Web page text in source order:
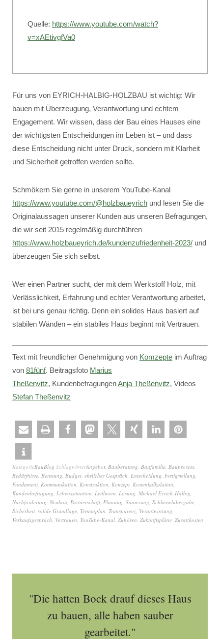
Quelle: https://www.youtube.com/watch?
v=xAEtivgfVa0
Für uns von EYRICH-HALBIG-HOLZBAU ist wichtig: Wir
bauen mit Überzeugung, Verantwortung und echtem
Engagement. Wir wissen, dass der Bau eines Hauses eine
der wichtigsten Entscheidungen im Leben ist – und dass
diese Entscheidung nicht unter Druck, sondern mit Klarheit
und Sicherheit getroffen werden sollte.
Schmökern Sie gerne in unserem YouTube-Kanal
https://www.youtube.com/@holzbaueyrich und lesen Sie die
Originalaussagen unserer Kunden aus unseren Befragungen,
die wir seit 2015 regelmäßig durchführen
https://www.holzbaueyrich.de/kundenzufriedenheit-2023/ und
überzeugen Sie sich selbst.
Wer einen Partner sucht, der mit dem Werkstoff Holz, mit
Verlässlichkeit, Erfahrung und echter Verantwortung arbeitet,
ist bei uns genau richtig. Denn ein solides Haus basiert auf
stabilen Wänden – ein stabiles Haus beginnt mit Vertrauen.
Text mit freundlicher Genehmigung von Komzepte im Auftrag
von 81fünf. Beitragsfoto Marius
Theßenvitz, KundenbefragungenAnja Theßenvitz, Videos
Stefan Theßenvitz
KategorieBauBlog SchlagwörterAngebot, Bauberatung, Baufamilie, Bauprozess,
Bedürfnisse, Beratung, Budget, ehrliches Gespräch, Entscheidung, Fertigstellung,
Fundament, Kommunikation, Konstruktion, Konzept, Kostenkalkulation,
Kundenbefragung, Lebenssituation, Leitlinien, Lösung, Michael Eyrich-Halbig,
Nachforderung, Neubau, Partnerschaft, Planung, Sanierung, Schlüsselübergabe,
Sicherheit, solide Grundlage, Terminplan, Transparenz, Verantwortung,
Verkaufsgespräch, Vertrauen, YouTube-Kanal, Zuhören, Zukunftspläne, Zusatzkosten
"Die hatten Bock drauf dieses Haus
zu bauen, alle haben sauber
gearbeitet."